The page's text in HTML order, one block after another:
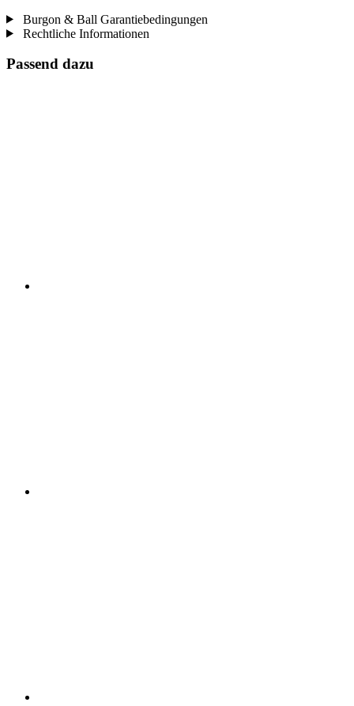
Burgon & Ball Garantiebedingungen
Rechtliche Informationen
Passend dazu